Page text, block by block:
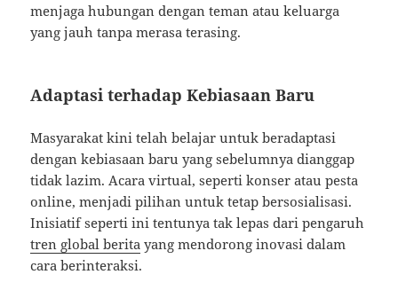
menjaga hubungan dengan teman atau keluarga
yang jauh tanpa merasa terasing.
Adaptasi terhadap Kebiasaan Baru
Masyarakat kini telah belajar untuk beradaptasi
dengan kebiasaan baru yang sebelumnya dianggap
tidak lazim. Acara virtual, seperti konser atau pesta
online, menjadi pilihan untuk tetap bersosialisasi.
Inisiatif seperti ini tentunya tak lepas dari pengaruh
tren global berita yang mendorong inovasi dalam
cara berinteraksi.